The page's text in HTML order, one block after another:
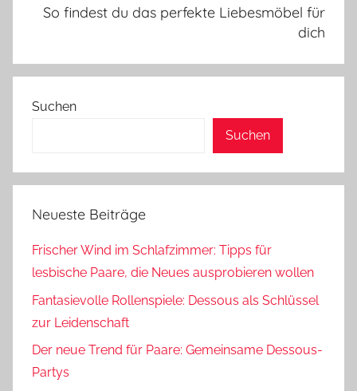
So findest du das perfekte Liebesmöbel für
dich
Suchen
Suchen
Neueste Beiträge
Frischer Wind im Schlafzimmer: Tipps für
lesbische Paare, die Neues ausprobieren wollen
Fantasievolle Rollenspiele: Dessous als Schlüssel
zur Leidenschaft
Der neue Trend für Paare: Gemeinsame Dessous-
Partys